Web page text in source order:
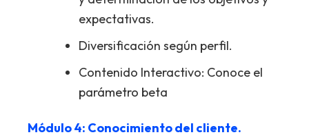
expectativas.
Diversificación según perfil.
Contenido Interactivo: Conoce el
parámetro beta
Módulo 4: Conocimiento del cliente.